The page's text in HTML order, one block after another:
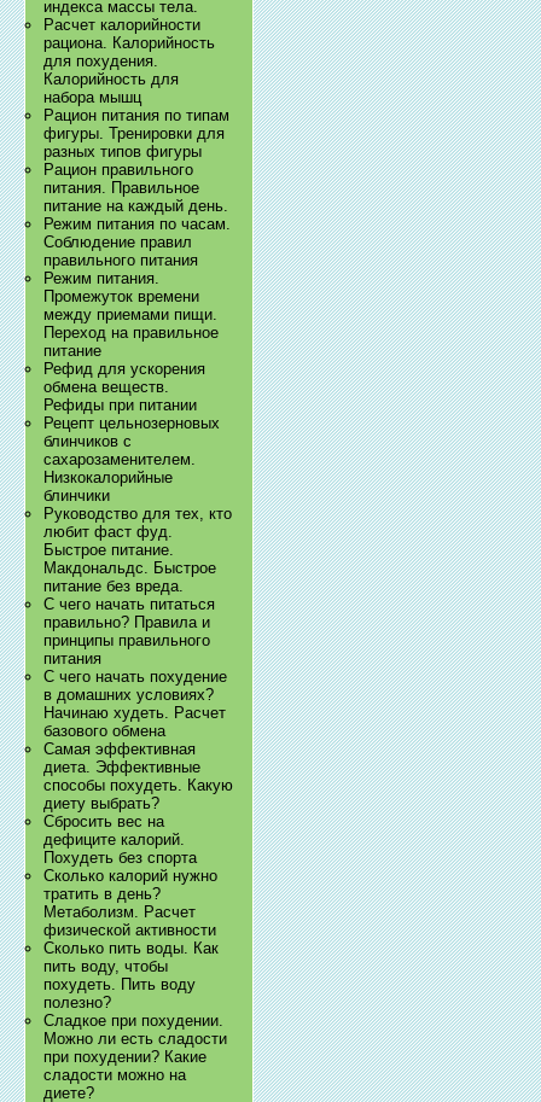
индекса массы тела.
Расчет калорийности
рациона. Калорийность
для похудения.
Калорийность для
набора мышц
Рацион питания по типам
фигуры. Тренировки для
разных типов фигуры
Рацион правильного
питания. Правильное
питание на каждый день.
Режим питания по часам.
Соблюдение правил
правильного питания
Режим питания.
Промежуток времени
между приемами пищи.
Переход на правильное
питание
Рефид для ускорения
обмена веществ.
Рефиды при питании
Рецепт цельнозерновых
блинчиков с
сахарозаменителем.
Низкокалорийные
блинчики
Руководство для тех, кто
любит фаст фуд.
Быстрое питание.
Макдональдс. Быстрое
питание без вреда.
С чего начать питаться
правильно? Правила и
принципы правильного
питания
С чего начать похудение
в домашних условиях?
Начинаю худеть. Расчет
базового обмена
Самая эффективная
диета. Эффективные
способы похудеть. Какую
диету выбрать?
Сбросить вес на
дефиците калорий.
Похудеть без спорта
Сколько калорий нужно
тратить в день?
Метаболизм. Расчет
физической активности
Сколько пить воды. Как
пить воду, чтобы
похудеть. Пить воду
полезно?
Сладкое при похудении.
Можно ли есть сладости
при похудении? Какие
сладости можно на
диете?